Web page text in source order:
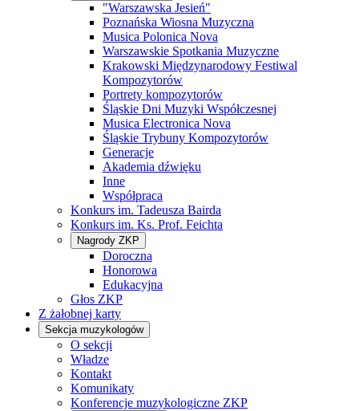
"Warszawska Jesień"
Poznańska Wiosna Muzyczna
Musica Polonica Nova
Warszawskie Spotkania Muzyczne
Krakowski Międzynarodowy Festiwal
Kompozytorów
Portrety kompozytorów
Śląskie Dni Muzyki Współczesnej
Musica Electronica Nova
Śląskie Trybuny Kompozytorów
Generacje
Akademia dźwięku
Inne
Współpraca
Konkurs im. Tadeusza Bairda
Konkurs im. Ks. Prof. Feichta
Nagrody ZKP
Doroczna
Honorowa
Edukacyjna
Głos ZKP
Z żałobnej karty
Sekcja muzykologów
O sekcji
Władze
Kontakt
Komunikaty
Konferencje muzykologiczne ZKP